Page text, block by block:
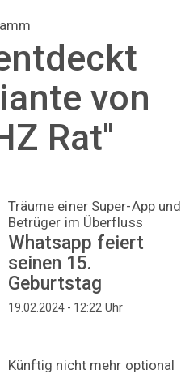
von
Rat"
Träume einer Super-App und
Betrüger im Überfluss
Whatsapp feiert
seinen 15.
Geburtstag
19.02.2024 - 12:22Uhr
Künftig nicht mehr optional